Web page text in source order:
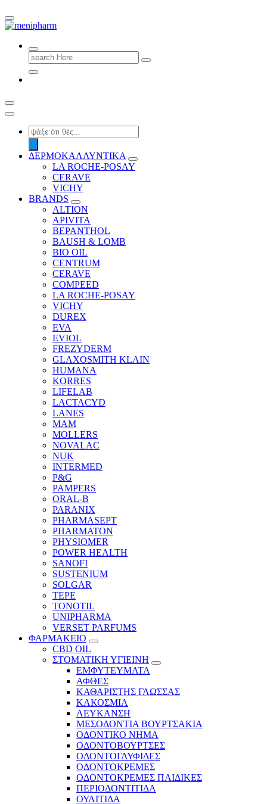
shop 2 easily
Search
for:
Products
search
ΔΕΡΜΟΚΑΛΛΥΝΤΙΚΑ
LA ROCHE-POSAY
CERAVE
VICHY
BRANDS
ALTION
APIVITA
BEPANTHOL
BAUSH & LOMB
BIO OIL
CENTRUM
CERAVE
COMPEED
LA ROCHE-POSAY
VICHY
DUREX
EVA
EVIOL
FREZYDERM
GLAXOSMITH KLAIN
HUMANA
KORRES
LIFELAB
LACTACYD
LANES
MAM
MOLLERS
NOVALAC
NUK
INTERMED
P&G
PAMPERS
ORAL-B
PARANIX
PHARMASEPT
PHARMATON
PHYSIOMER
POWER HEALTH
SANOFI
SUSTENIUM
SOLGAR
TEPE
TONOTIL
UNIPHARMA
VERSET PARFUMS
ΦΑΡΜΑΚΕΙΟ
CBD OIL
ΣΤΟΜΑΤΙΚΗ ΥΓΙΕΙΝΗ
ΕΜΦΥΤΕΥΜΑΤΑ
ΑΦΘΕΣ
ΚΑΘΑΡΙΣΤΗΣ ΓΛΩΣΣΑΣ
ΚΑΚΟΣΜΙΑ
ΛΕΥΚΑΝΣΗ
ΜΕΣΟΔΟΝΤΙΑ ΒΟΥΡΤΣΑΚΙΑ
ΟΔΟΝΤΙΚΟ ΝΗΜΑ
ΟΔΟΝΤΟΒΟΥΡΤΣΕΣ
ΟΔΟΝΤΟΓΛΥΦΙΔΕΣ
ΟΔΟΝΤΟΚΡΕΜΕΣ
ΟΔΟΝΤΟΚΡΕΜΕΣ ΠΑΙΔΙΚΕΣ
ΠΕΡΙΟΔΟΝΤΙΤΙΔΑ
ΟΥΛΙΤΙΔΑ